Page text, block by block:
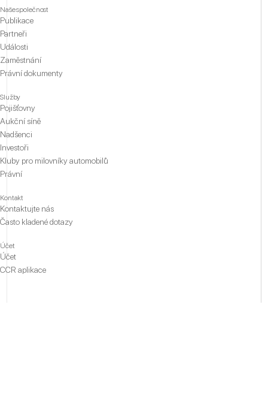
Naše společnost
Publikace
Partneři
Události
Zaměstnání
Právní dokumenty
Služby
Pojišťovny
Aukční síně
Nadšenci
Investoři
Kluby pro milovníky automobilů
Právní
Kontakt
Kontaktujte nás
Často kladené dotazy
Účet
Účet
CCR aplikace